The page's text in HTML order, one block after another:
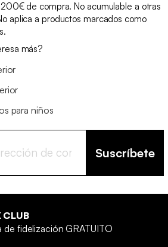
de compra. No acumulable a otras
aplica a productos marcados como
más?
para niños
Suscríbete
CLUB
de fidelización GRATUITO